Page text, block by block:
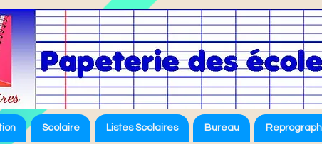
Scolaire Listes Scolaires Bureau